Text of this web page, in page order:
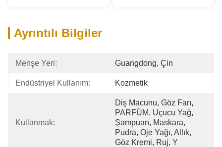
Ayrıntılı Bilgiler
Menşe Yeri: Guangdong, Çin
Endüstriyel Kullanım: Kozmetik
Kullanmak:
Diş Macunu, Göz Farı,
PARFÜM, Uçucu Yağ,
Şampuan, Maskara,
Pudra, Oje Yağı, Allık,
Göz Kremi, Ruj, Y